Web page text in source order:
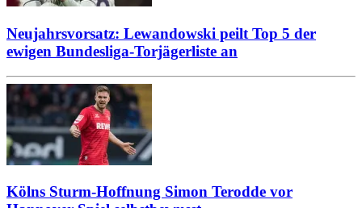
Neujahrsvorsatz: Lewandowski peilt Top 5 der
ewigen Bundesliga-Torjägerliste an
Kölns Sturm-Hoffnung Simon Terodde vor